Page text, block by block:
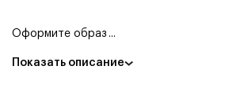
Оформите образ ...
Показать описание